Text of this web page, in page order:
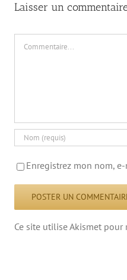
Laisser un
Enregistrez mon nom,
Ce site utilise Akismet